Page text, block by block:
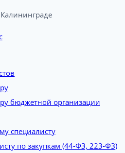
бюджетной организации
специалисту
по закупкам (44-ФЗ, 223-ФЗ)